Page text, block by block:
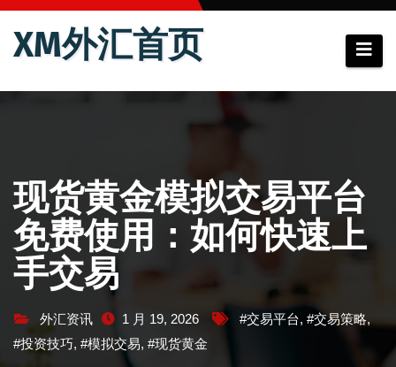
跳
XM外汇首页
现货黄金模拟交易平台
免费使用：如何快速上
手交易
外汇资讯 1 月 19, 2026 #交易平台, #交易策略,
#投资技巧, #模拟交易, #现货黄金